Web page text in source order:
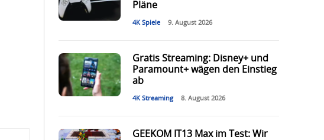
Pläne
4K Spiele 9. August 2026
Gratis Streaming: Disney+ und
Paramount+ wägen den Einstieg
ab
4K Streaming 8. August 2026
GEEKOM IT13 Max im Test: Wir